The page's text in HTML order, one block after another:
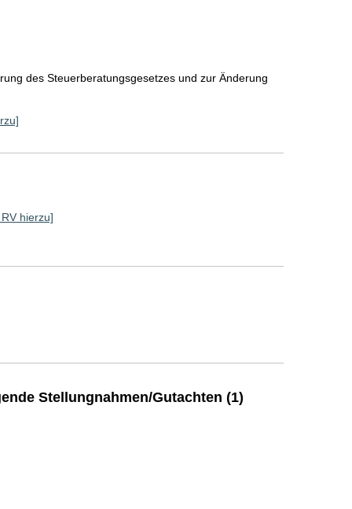
des Steuerberatungsgesetzes und zur Änderung
hierzu]
Stellungnahmen/Gutachten (1)